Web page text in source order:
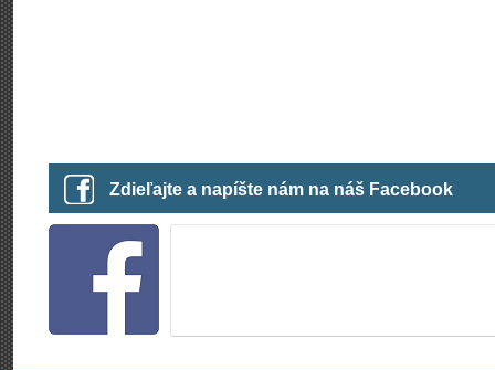
Zdieľajte a napíšte nám na náš Facebook